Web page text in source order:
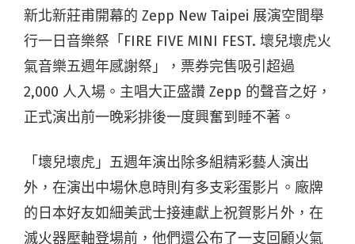
新北新莊甫開幕的 Zepp New Taipei 展演空間舉
行一日音樂祭「FIRE FIVE MINI FEST. 壞兒壞虎火
氣音樂五週年感謝祭」，票券完售吸引超過
2,000 人入場。主唱大正盛讚 Zepp 的聲音之好，
正式演出前一晚彩排後一度興奮到睡不著。
「壞兒壞虎」五週年演出除多組精彩藝人演出
外，在演出中場休息時則有多支彩蛋影片。廠牌
的日本好友如細美武士接連獻上祝賀影片外，在
滅火器壓軸登場前，他們還公布了一支回顧火氣